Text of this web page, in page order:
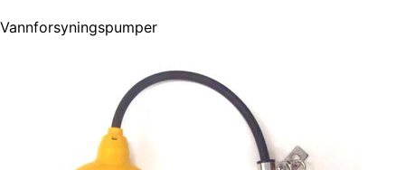
Vannforsyningspumper